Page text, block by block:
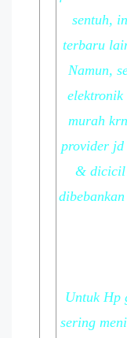
sentuh,
terbaru
Namun,
murah
provider jd
& dicicil
Untuk Hp
sering